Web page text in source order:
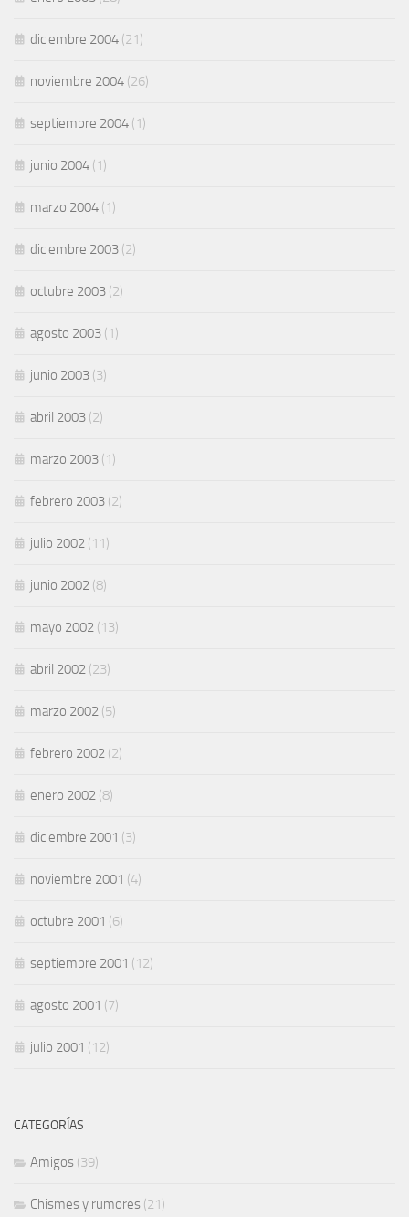
diciembre 2004 (21)
noviembre 2004 (26)
septiembre 2004 (1)
junio 2004 (1)
marzo 2004 (1)
diciembre 2003 (2)
octubre 2003 (2)
agosto 2003 (1)
junio 2003 (3)
abril 2003 (2)
marzo 2003 (1)
febrero 2003 (2)
julio 2002 (11)
junio 2002 (8)
mayo 2002 (13)
abril 2002 (23)
marzo 2002 (5)
febrero 2002 (2)
enero 2002 (8)
diciembre 2001 (3)
noviembre 2001 (4)
octubre 2001 (6)
septiembre 2001 (12)
agosto 2001 (7)
julio 2001 (12)
CATEGORÍAS
Amigos (39)
Chismes y rumores (21)